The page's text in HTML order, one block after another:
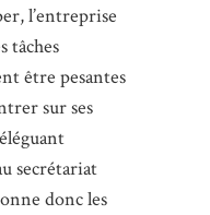
l’entreprise
tâches
être pesantes
sur ses
secrétariat
donc les